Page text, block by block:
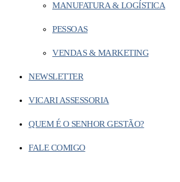
MANUFATURA & LOGÍSTICA
PESSOAS
VENDAS & MARKETING
NEWSLETTER
VICARI ASSESSORIA
QUEM É O SENHOR GESTÃO?
FALE COMIGO